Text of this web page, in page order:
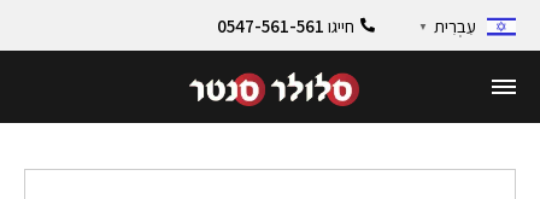
עִבְרִית ▼ חייגו 0547-561-561